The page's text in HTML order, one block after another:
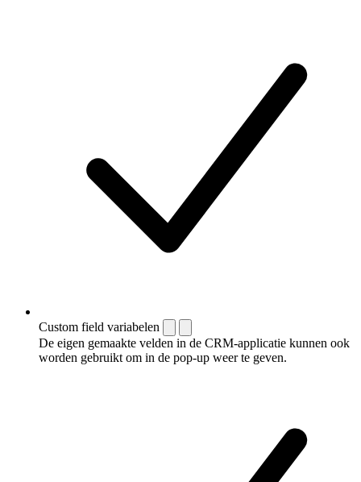
Custom field variabelen
De eigen gemaakte velden in de CRM-applicatie kunnen ook
worden gebruikt om in de pop-up weer te geven.